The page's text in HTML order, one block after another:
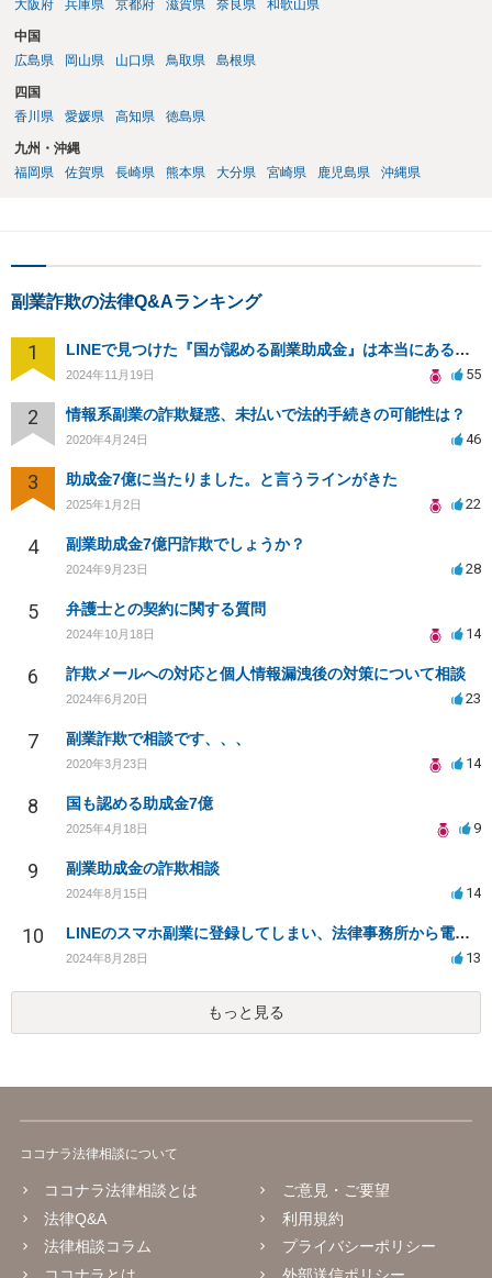
大阪府
兵庫県 京都府 滋賀県 奈良県 和歌山県
中国
広島県
岡山県 山口県 鳥取県 島根県
四国
香川県
愛媛県 高知県 徳島県
九州・沖縄
福岡県
佐賀県 長崎県 熊本県 大分県 宮崎県 鹿児島県 沖縄県
副業詐欺の法律Q&Aランキング
1 LINEで見つけた『国が認める副業助成金』は本当にあるのですか？今それで訴えられそうでどうすれば？
2024年11月19日 55
2 情報系副業の詐欺疑惑、未払いで法的手続きの可能性は？
2020年4月24日 46
3 助成金7億に当たりました。と言うラインがきた
2025年1月2日 22
4 副業助成金7億円詐欺でしょうか？
2024年9月23日 28
5 弁護士との契約に関する質問
2024年10月18日 14
6 詐欺メールへの対応と個人情報漏洩後の対策について相談
2024年6月20日 23
7 副業詐欺で相談です、、、
2020年3月23日 14
8 国も認める助成金7億
2025年4月18日 9
9 副業助成金の詐欺相談
2024年8月15日 14
10 LINEのスマホ副業に登録してしまい、法律事務所から電話が入りました。
2024年8月28日 13
もっと見る
ココナラ法律相談について
ココナラ法律相談とは
法律Q&A
法律相談コラム
ココナラとは
ご意見・ご要望
利用規約
プライバシーポリシー
外部送信ポリシー